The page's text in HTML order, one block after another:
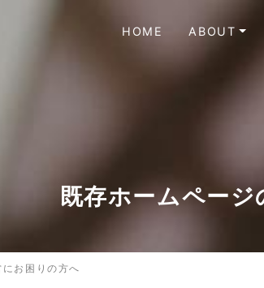
HOME ABOUT
既存ホームペー
お困りの方へ